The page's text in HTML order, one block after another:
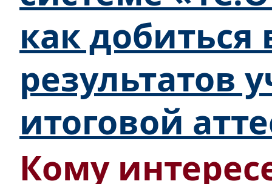
как добиться
результатов
итоговой
Кому